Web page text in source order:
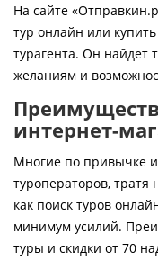
Контакты
На сайте
тур онлайн или
турагента. Он найдет
желаниям и
интернет-
Многие по привычке
туроператоров, тратя
как поиск туров
минимум усилий.
туры и скидки от 70